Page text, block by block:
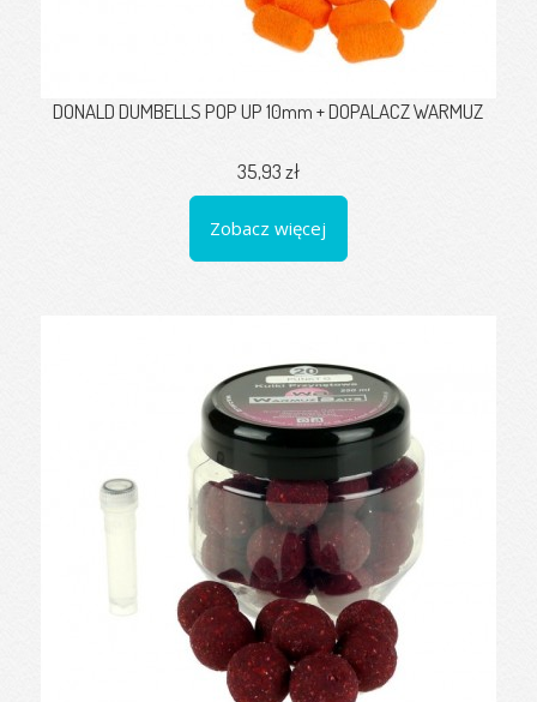
DONALD DUMBELLS POP UP 10mm + DOPALACZ WARMUZ
35,93 zł
Zobacz więcej